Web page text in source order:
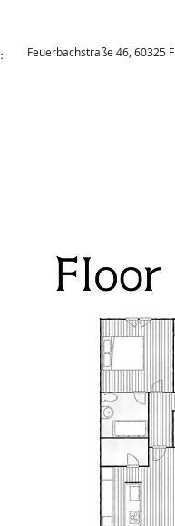
Feuerbachstraße 46, 60325